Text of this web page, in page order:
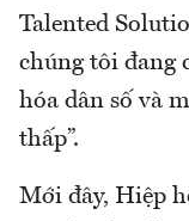
Talented
chúng tôi đang
hóa dân số và
thấp”.
Mới đây, Hiệp